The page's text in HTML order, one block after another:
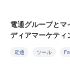
電通グループとマ
ディアマーケティ
電通 ツール